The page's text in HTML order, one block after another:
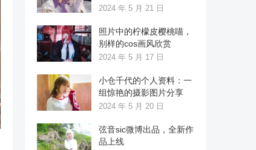
2024 年 5 月 21 日
照片中的柠檬皮樱桃喵，
别样的cos画风欣赏
2024 年 5 月 17 日
小仓千代的个人资料：一
组惊艳的摄影图片分享
2024 年 5 月 20 日
弦音sic微博出品，全新作
品上线